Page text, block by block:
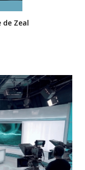
de Zeal